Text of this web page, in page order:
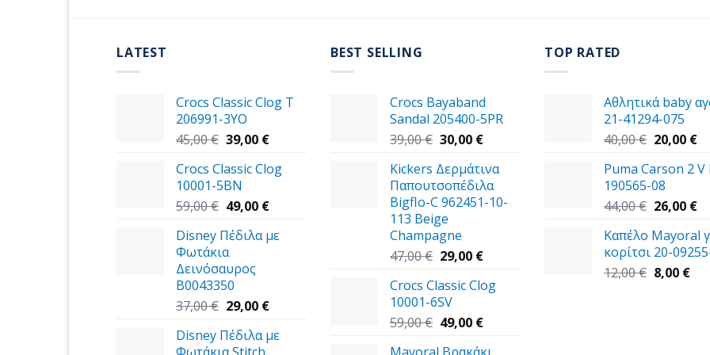
LATEST
Crocs Classic Clog T
206991-3YΟ
45,00€ Original
was:
45,00 €.
39,00 €Η
τιμή
39,00 €.
Crocs Classic Clog
10001-5BN
59,00€ Original
was:
59,00 €.
49,00 €Η
τιμή
Disney Πέδιλα με
Φωτάκια
Δεινόσαυρος
B0043350
37,00€ Original
was:
29,00 €Η
τιμή
Disney Πέδιλα με
Φωτάκια Stitch
BEST SELLING
Crocs Bayaband
Sandal 205400-5PR
39,00€ Original
was:
39,00 €.
30,00 €Η
τιμή
είναι:
30,00 €.
Kickers Δερμάτινα
Παπουτσοπέδιλα
Bigflo-C 962451-10-
113 Beige
Champagne
47,00€ Original
was:
47,00 €.
29,00 €Η
τιμή
29,00 €.
Crocs Classic Clog
10001-6SV
59,00€ Original
49,00 €Η
Mayoral Βρακάκι
TOP RATED
Αθλητικά baby
21-41294-075
40,00€ Original
was:
40,00 €.
20,00 €Η
Puma Carson 2 V
190565-08
44,00€ Original
was:
44,00 €.
26,00 €Η
Καπέλο Mayoral
κορίτσι 20-
12,00€ Original
8,00 €Η